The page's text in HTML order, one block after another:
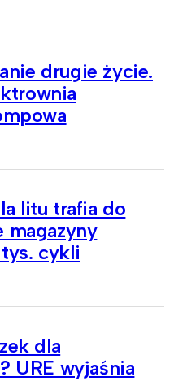
drugie życie.
litu trafia do
magazyny
cykli
dla
URE wyjaśnia